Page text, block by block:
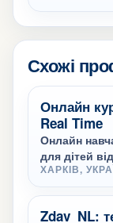
Схожі
Онлайн
Real Time
Онлайн
для дітей
ХАРКІВ,
Zdav_NL: